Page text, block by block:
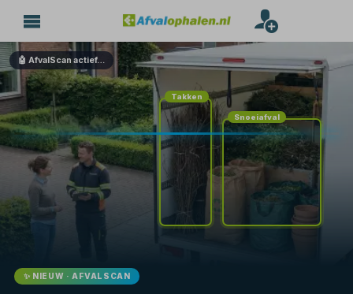
🤖 AfvalScan actief…
Takken
Snoeiafval
✨ NIEUW · AFVALSCAN